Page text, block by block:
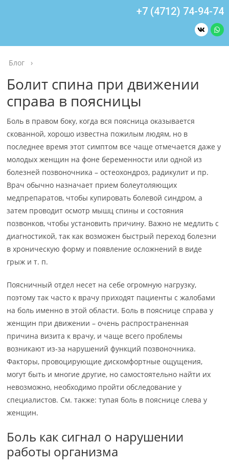
+7 (4712) 74-94-74
Блог ›
Болит спина при движении
справа в поясницы
Боль в правом боку, когда вся поясница оказывается
скованной, хорошо известна пожилым людям, но в
последнее время этот симптом все чаще отмечается даже у
молодых женщин на фоне беременности или одной из
болезней позвоночника – остеохондроз, радикулит и пр.
Врач обычно назначает прием болеутоляющих
медпрепаратов, чтобы купировать болевой синдром, а
затем проводит осмотр мышц спины и состояния
позвонков, чтобы установить причину. Важно не медлить с
диагностикой, так как возможен быстрый переход болезни
в хроническую форму и появление осложнений в виде
грыж и т. п.
Поясничный отдел несет на себе огромную нагрузку,
поэтому так часто к врачу приходят пациенты с жалобами
на боль именно в этой области. Боль в пояснице справа у
женщин при движении – очень распространенная
причина визита к врачу, и чаще всего проблемы
возникают из-за нарушений функций позвоночника.
Факторы, провоцирующие дискомфортные ощущения,
могут быть и многие другие, но самостоятельно найти их
невозможно, необходимо пройти обследование у
специалистов. См. также: тупая боль в пояснице слева у
женщин.
Боль как сигнал о нарушении
работы организма